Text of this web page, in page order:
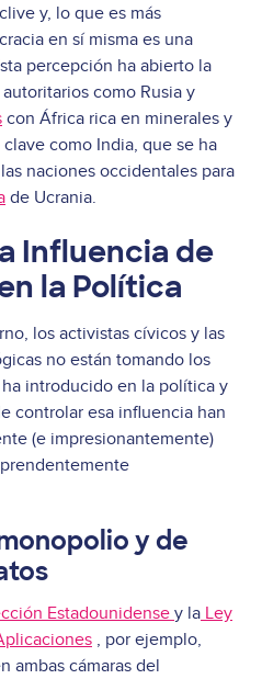
y, lo que es más
en sí misma es una
percepción ha abierto la
como Rusia y
con África rica en minerales y
como India, que se ha
naciones occidentales para
de Ucrania.
Influencia de
la Política
los activistas cívicos y las
no están tomando los
introducido en la política y
controlar esa influencia han
(e impresionantemente)
y de
Estadounidense y la Ley
, por ejemplo,
ambas cámaras del